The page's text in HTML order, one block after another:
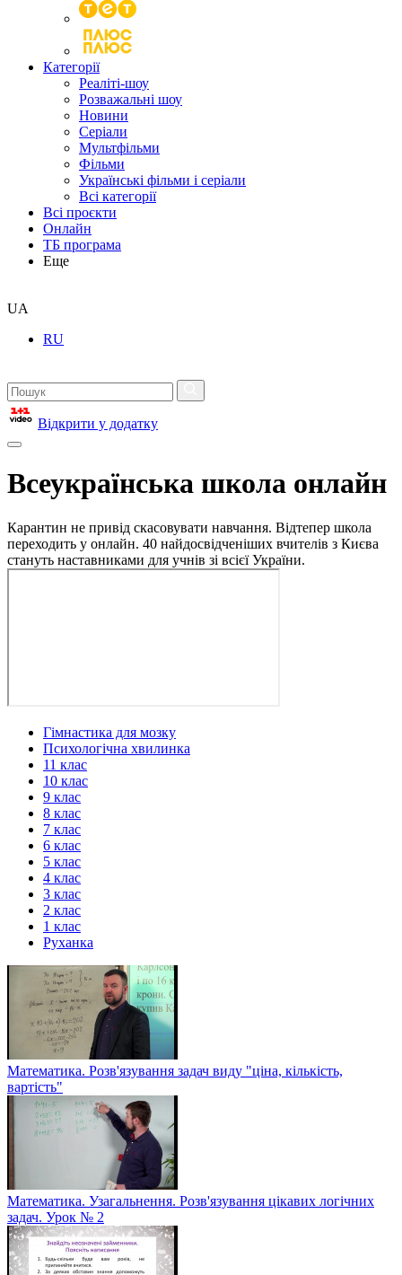
Категорії
Реаліті-шоу
Розважальні шоу
Новини
Серіали
Мультфільми
Фільми
Українські фільми і серіали
Всі категорії
Всі проєкти
Онлайн
ТБ програма
Еще
UA
RU
Відкрити у додатку
Всеукраїнська школа онлайн
Карантин не привід скасовувати навчання. Відтепер школа
переходить у онлайн. 40 найдосвідченіших вчителів з Києва
стануть наставниками для учнів зі всієї України.
Гімнастика для мозку
Психологічна хвилинка
11 клас
10 клас
9 клас
8 клас
7 клас
6 клас
5 клас
4 клас
3 клас
2 клас
1 клас
Руханка
Математика. Розв'язування задач виду "ціна, кількість,
вартість"
Математика. Узагальнення. Розв'язування цікавих логічних
задач. Урок № 2